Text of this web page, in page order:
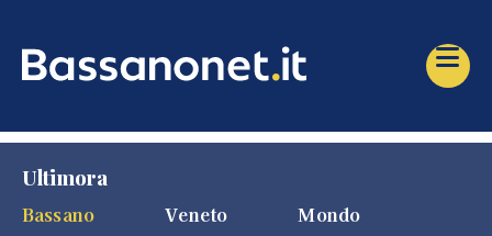
Ultimora
Bassano
Veneto Mondo